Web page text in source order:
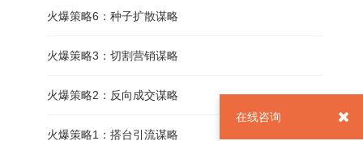
火爆策略6：种子扩散谋略
火爆策略3：切割营销谋略
火爆策略2：反向成交谋略
火爆策略1：搭台引流谋略
在线咨询